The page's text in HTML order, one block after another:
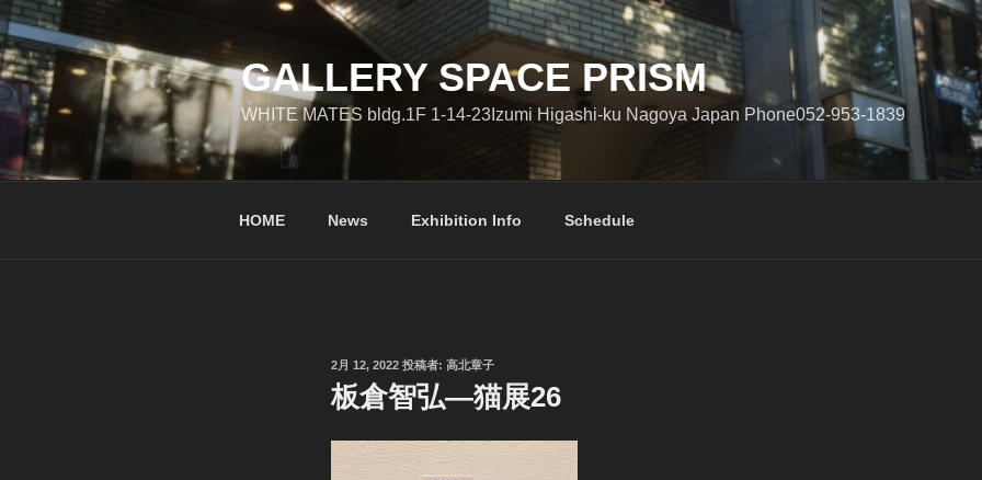
コ
ン
テ
ン
ツ
ス
GALLERY SPACE PRISM
WHITE MATES bldg.1F 1-14-23Izumi Higashi-ku Nagoya Japan Phone052-953-1839
HOME News Exhibition Info Schedule
投
稿
日:
2月 12, 2022 投稿者: 高北章子
板倉智弘―猫展26